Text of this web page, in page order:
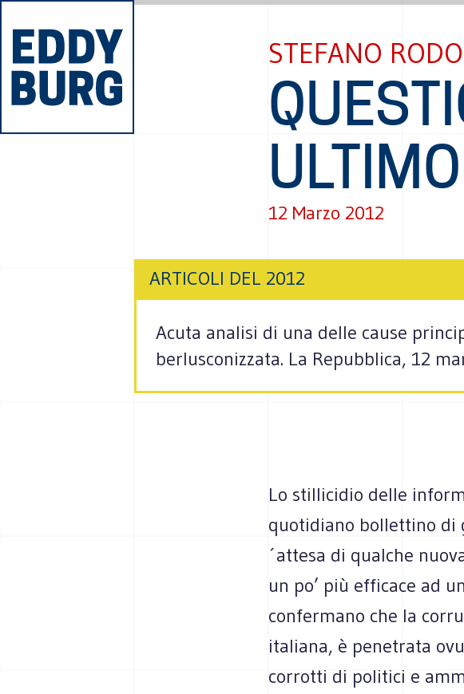
STEFANO
12 Marzo 2012
ARTICOLI DEL 2012
Acuta analisi di una delle cause
berlusconizzata. La Repubblica, 12
Lo stillicidio delle
quotidiano bollettino di
´attesa di qualche
un po’ più efficace ad
confermano che la
italiana, è penetrata
corrotti di politici e